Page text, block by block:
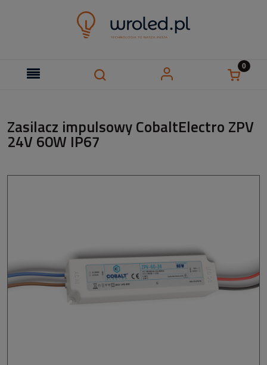
Zasilacz impulsowy CobaltElectro ZPV
24V 60W IP67